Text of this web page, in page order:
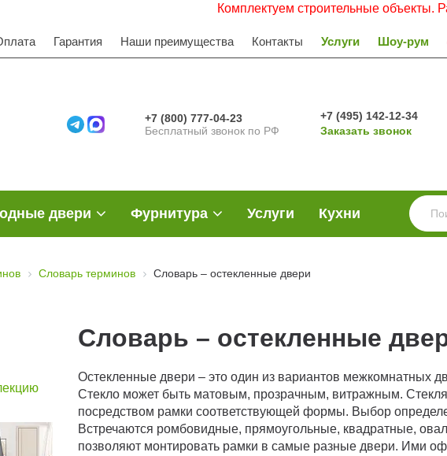
Комплектуем строительные объекты.
Гарантия Наши преимущества Контакты Услуги Шоу-рум
+7 (800) 777-04-23
Бесплатный звонок по РФ
+7 (495) 142-12-34
Заказать звонок
двери Фурнитура Услуги Кухни
Словарь терминов Словарь – остекленные двери
Словарь – остекленные
Остекленные двери – это один из вариантов межкомнатных
Стекло может быть матовым, прозрачным, витражным.
посредством рамки соответствующей формы. Выбор
Встречаются ромбовидные, прямоугольные, квадратные,
позволяют монтировать рамки в самые разные двери. Ими